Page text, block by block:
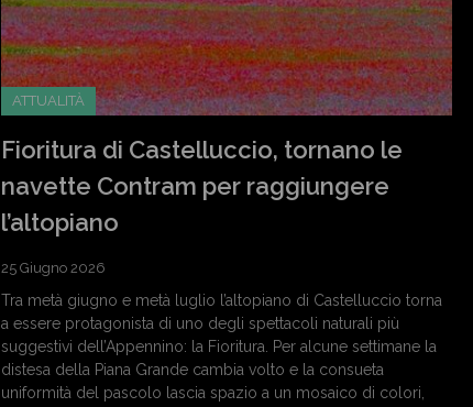
ATTUALITÀ
Fioritura di Castelluccio, tornano le
navette Contram per raggiungere
l’altopiano
25 Giugno 2026
Tra metà giugno e metà luglio l’altopiano di Castelluccio torna
a essere protagonista di uno degli spettacoli naturali più
suggestivi dell’Appennino: la Fioritura. Per alcune settimane la
distesa della Piana Grande cambia volto e la consueta
uniformità del pascolo lascia spazio a un mosaico di colori,